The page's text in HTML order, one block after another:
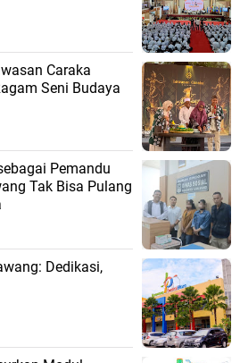
Caraka
Seni Budaya
Pemandu
Tak Bisa Pulang
Dedikasi,